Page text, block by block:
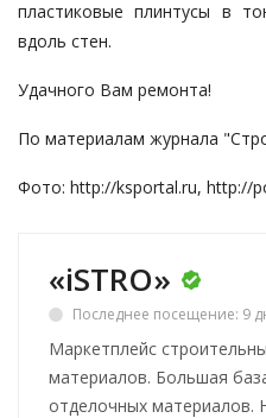
пластиковые плинтусы в
вдоль стен.
Удачного Вам ремонта!
По материалам журнала
Фото: http://ksportal.ru, http://
«iSTRO»
Последнее посещение: 9
Маркетплейс
материалов. Большая
отделочных материалов.